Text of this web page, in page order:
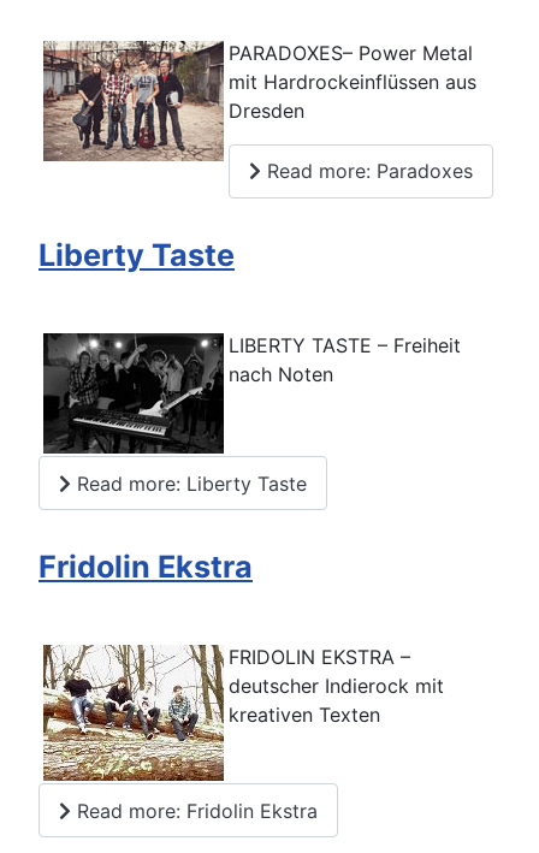
PARADOXES– Power Metal
mit Hardrockeinflüssen aus
Dresden
Read more: Paradoxes
Liberty Taste
LIBERTY TASTE – Freiheit
nach Noten
Read more: Liberty Taste
Fridolin Ekstra
FRIDOLIN EKSTRA –
deutscher Indierock mit
kreativen Texten
Read more: Fridolin Ekstra